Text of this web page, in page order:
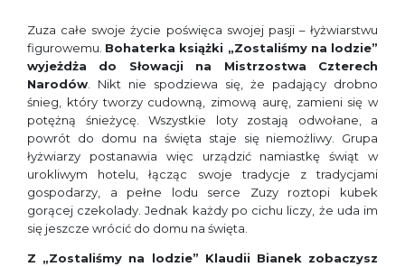
Zuza całe swoje życie poświęca swojej pasji – łyżwiarstwu
figurowemu. Bohaterka książki „Zostaliśmy na lodzie”
wyjeżdża do Słowacji na Mistrzostwa Czterech
Narodów . Nikt nie spodziewa się, że padający drobno
śnieg, który tworzy cudowną, zimową aurę, zamieni się w
potężną śnieżycę. Wszystkie loty zostają odwołane, a
powrót do domu na święta staje się niemożliwy. Grupa
łyżwiarzy postanawia więc urządzić namiastkę świąt w
urokliwym hotelu, łącząc swoje tradycje z tradycjami
gospodarzy, a pełne lodu serce Zuzy roztopi kubek
gorącej czekolady. Jednak każdy po cichu liczy, że uda im
się jeszcze wrócić do domu na święta.
Z „Zostaliśmy na lodzie” Klaudii Bianek zobaczysz